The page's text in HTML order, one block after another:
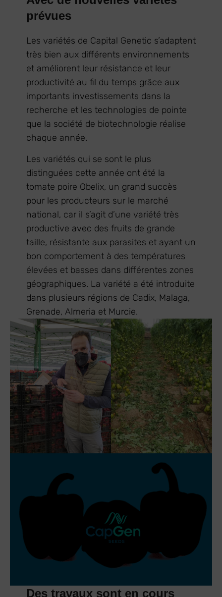
prévues
Les variétés de Capital Genetic s’adaptent
très bien aux différents environnements
et améliorent leur résistance et leur
productivité au fil du temps grâce aux
importants investissements dans la
recherche et les technologies de pointe
que la société de biotechnologie réalise
chaque année.
Les variétés qui se sont le plus
distinguées cette année ont été la
tomate poire Obelix, un grand succès
pour les producteurs sur le marché
national, car il s’agit d’une variété très
productive avec des fruits de grande
taille, résistante aux parasites et ayant un
bon comportement à des températures
élevées et basses dans différentes zones
géographiques. La variété a été introduite
dans plusieurs régions de Cadix, Malaga,
Grenade, Almeria et Murcie.
Des travaux sont en cours